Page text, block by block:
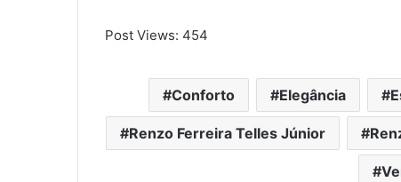
Post Views: 454
Conforto Elegância
Renzo Ferreira Telles Júnior